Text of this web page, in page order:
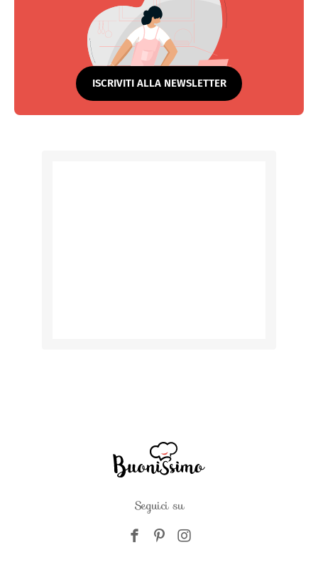
ISCRIVITI ALLA NEWSLETTER
Seguici su